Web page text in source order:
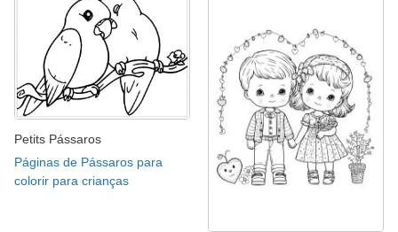
Petits Pássaros
Páginas de Pássaros para
colorir para crianças